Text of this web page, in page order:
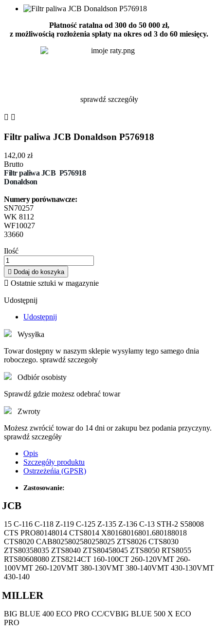
Płatność ratalna od 300 do 50 000 zł,
z możliwością rozłożenia spłaty na okres od 3 do 60 miesięcy.
sprawdź szczegóły
 
Filtr paliwa JCB Donaldson P576918
142,00 zł
Brutto
Filtrpaliwa JCB P576918
Donaldson
Numery porównawcze:
SN70257
WK 8112
WF10027
33660
Ilość
 Dodaj do koszyka
 Ostatnie sztuki w magazynie
Udostępnij
Udostępnij
Wysyłka
Towar dostępny w naszym sklepie wysyłamy tego samego dnia
roboczego. sprawdź szczegoły
Odbiór osobisty
Sprawdź gdzie możesz odebrać towar
Zwroty
Możesz zwrócić towar do 14 dni or zakupu bez podania przyczyny.
sprawdź szczegóły
Opis
Szczegóły produktu
Ostrzeżeńia (GPSR)
Zastosowanie:
JCB
15 C-116 C-118 Z-119 C-125 Z-135 Z-136 C-13 STH-2 S58008
CTS PRO80148014 CTS8014 X80168016801.680188018
CTS8020 CAB8025802580258025 ZTS8026 CTS8030
ZTS80358035 ZTS8040 ZTS80458045 ZTS8050 RTS8055
RTS80608080 ZTS8214CT 160-100CT 260-120VMT 260-
100VMT 260-120VMT 380-130VMT 380-140VMT 430-130VMT
430-140
MILLER
BIG BLUE 400 ECO PRO CC/CVBIG BLUE 500 X ECO
PRO